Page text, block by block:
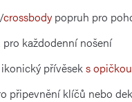
crossbodypopruh pro
každodenní nošení
přívěseks opičkou
připevnění klíčů nebo